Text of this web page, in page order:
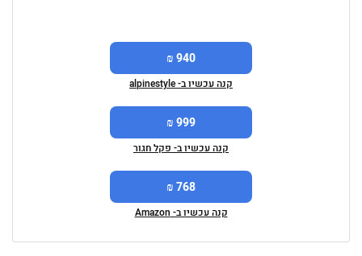
940 ₪
קנה עכשיו ב- alpinestyle
999 ₪
קנה עכשיו ב- פקל חגור
768 ₪
קנה עכשיו ב- Amazon